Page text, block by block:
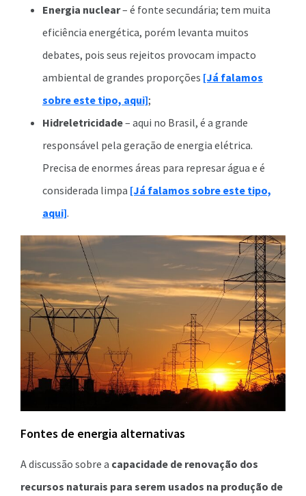
Energia nuclear– é fonte secundária; tem muita
eficiência energética, porém levanta muitos
debates, pois seus rejeitos provocam impacto
ambiental de grandes proporções [Já falamos
sobre este tipo, aqui];
Hidreletricidade– aqui no Brasil, é a grande
responsável pela geração de energia elétrica.
Precisa de enormes áreas para represar água e é
considerada limpa [Já falamos sobre este tipo,
aqui].
Fontes de energia alternativas
A discussão sobre a capacidade de renovação dos
recursos naturais para serem usados na produção de